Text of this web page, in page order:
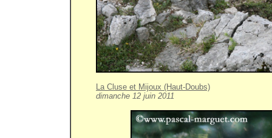
La Cluse et Mijoux (Haut-Doubs)
dimanche 12 juin 2011